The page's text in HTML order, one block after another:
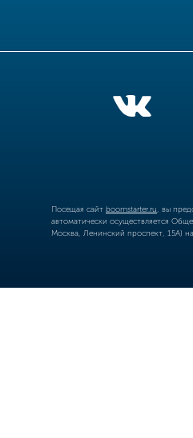
Посещая сайт boomstarter.ru , вы
автоматически осуществляется
Москва, Ленинский проспект, 15А)